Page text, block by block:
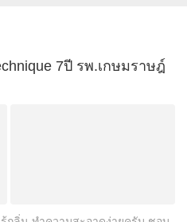
7ปี รพ.เกษมราษฎ์